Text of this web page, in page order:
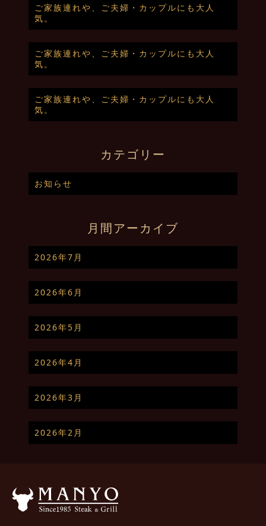
ご家族連れや、ご夫婦・カップルにも大人
気。
ご家族連れや、ご夫婦・カップルにも大人
気。
ご家族連れや、ご夫婦・カップルにも大人
気。
カテゴリー
お知らせ
月間アーカイブ
2026年7月
2026年6月
2026年5月
2026年4月
2026年3月
2026年2月